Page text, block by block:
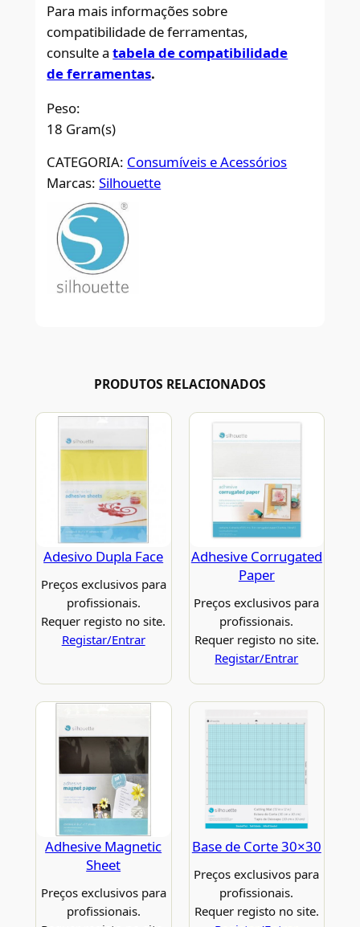
Para mais informações sobre
compatibilidade de ferramentas,
consulte a tabela de compatibilidade
de ferramentas.
Peso:
18 Gram(s)
CATEGORIA: Consumíveis e Acessórios
Marcas:Silhouette
PRODUTOS RELACIONADOS
Adesivo Dupla Face
Preços exclusivos para
profissionais.
Requer registo no site.
Registar/Entrar
Adhesive Corrugated
Paper
Preços exclusivos para
profissionais.
Requer registo no site.
Registar/Entrar
Adhesive Magnetic
Sheet
Preços exclusivos para
profissionais.
Base de Corte 30×30
Preços exclusivos para
profissionais.
Requer registo no site.